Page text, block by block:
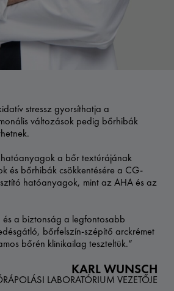
stressz gyorsíthatja a
változások pedig bőrhibák
a bőr textúrájának
és bőrhibák csökkentésére a CG-
hatóanyagok, mint az AHA és az
a biztonság a legfontosabb
bőrfelszín-szépítő arckrémet
bőrén klinikailag teszteltük.“
KARL WUNSCH
LABORATÓRIUM VEZETŐJE